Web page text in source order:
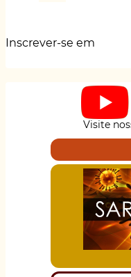
Inscrever-se em
Visite